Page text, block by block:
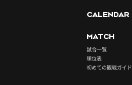
CALENDAR
MATCH
試合一覧
順位表
初めての観戦ガイド